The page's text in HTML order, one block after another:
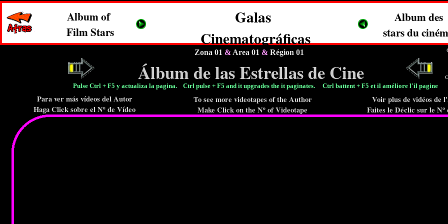
Album of
Film Stars
Album des
stars du
Álbum de las Estrellas de Cine
Para ver más vídeos del Autor
Haga Click sobre el Nº de Vídeo
To see more videotapes of the Author
Make Click on the Nº of Videotape
Voir plus de vidéos de
Faites le Déclic sur le Nº
Galas
Cinematográficas
Zona 01 & Area 01 & Région 01
Pulse Ctrl + F5 y actualiza la pagina. Ctrl pulse + F5 and it upgrades the it paginates. Ctrl battent + F5 et il améliore